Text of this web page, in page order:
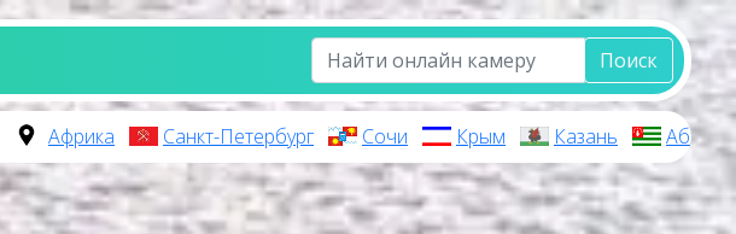
Поиск
Африка Санкт-Петербург Сочи Крым Казань